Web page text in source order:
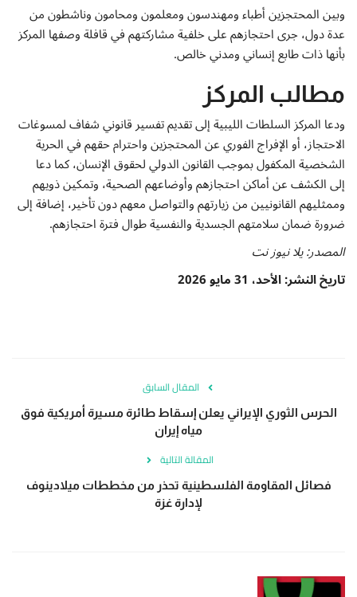
وبين المحتجزين أطباء ومهندسون ومعلمون ومحامون وناشطون من
عدة دول، جرى احتجازهم على خلفية مشاركتهم في قافلة وصفها المركز
بأنها ذات طابع إنساني ومدني خالص.
مطالب المركز
ودعا المركز السلطات الليبية إلى تقديم تفسير قانوني شفاف لمسوغات
الاحتجاز، أو الإفراج الفوري عن المحتجزين واحترام حقهم في الحرية
الشخصية المكفول بموجب القانون الدولي لحقوق الإنسان، كما دعا
إلى الكشف عن أماكن احتجازهم وأوضاعهم الصحية، وتمكين ذويهم
وممثليهم القانونيين من زيارتهم والتواصل معهم دون تأخير، إضافة إلى
ضرورة ضمان سلامتهم الجسدية والنفسية طوال فترة احتجازهم.
المصدر: يلا نيوز نت
تاريخ النشر: الأحد، 31 مايو 2026
المقال السابق
الحرس الثوري الإيراني يعلن إسقاط طائرة مسيرة أمريكية فوق
مياه إيران
المقالة التالية
فصائل المقاومة الفلسطينية تحذر من مخططات ميلادينوف
لإدارة غزة